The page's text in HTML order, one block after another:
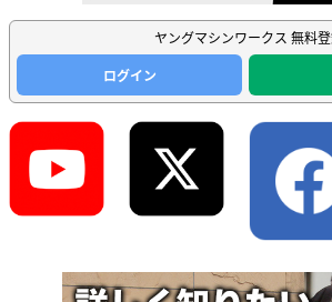
ヤングマシンワークス 無料
ログイン